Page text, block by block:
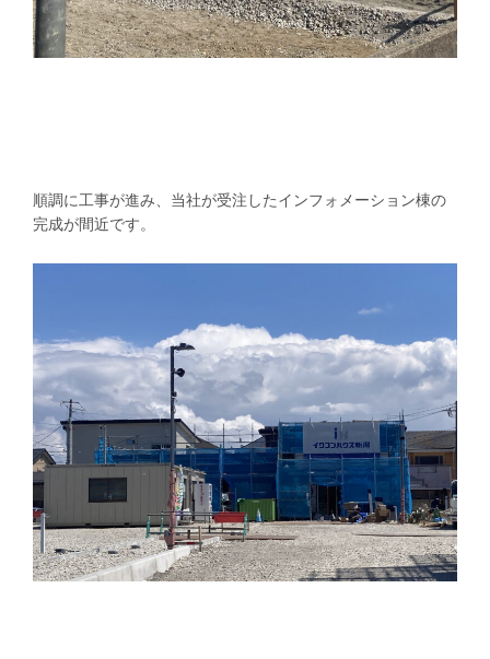
順調に工事が進み、当社が受注したインフォメーション棟の
完成が間近です。